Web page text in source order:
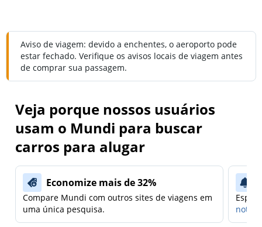
Aviso de viagem: devido a enchentes, o aeroporto pode
estar fechado. Verifique os avisos locais de viagem antes
de comprar sua passagem.
Veja porque nossos usuários
usam o Mundi para buscar
carros para alugar
Economize mais de 32%
Compare Mundi com outros sites de viagens em
uma única pesquisa.